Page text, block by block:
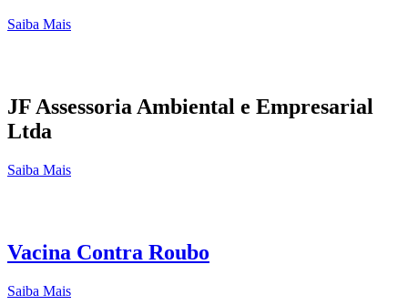
Saiba Mais
JF Assessoria Ambiental e Empresarial
Ltda
Saiba Mais
Vacina Contra Roubo
Saiba Mais